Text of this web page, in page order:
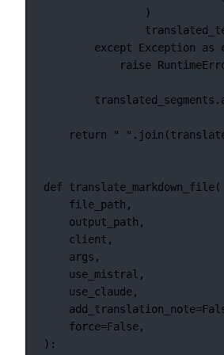
)
except
Exception as
raise
return " "
def translate_markdown_file(
file_path,
output_path,
client,
args,
use_mistral,
use_claude,
add_translation_note=
force=False,
):